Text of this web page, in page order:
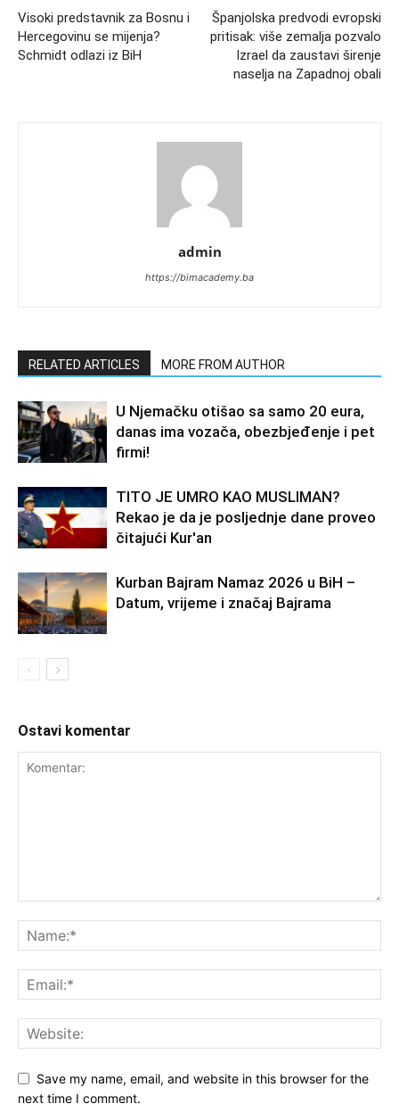
Visoki predstavnik za Bosnu i
Hercegovinu se mijenja?
Schmidt odlazi iz BiH
Španjolska predvodi evropski
pritisak: više zemalja pozvalo
Izrael da zaustavi širenje
naselja na Zapadnoj obali
admin
https://bimacademy.ba
RELATED ARTICLES MORE FROM AUTHOR
U Njemačku otišao sa samo 20 eura,
danas ima vozača, obezbjeđenje i pet
firmi!
TITO JE UMRO KAO MUSLIMAN?
Rekao je da je posljednje dane proveo
čitajući Kur'an
Kurban Bajram Namaz 2026 u BiH –
Datum, vrijeme i značaj Bajrama
Ostavi komentar
Save my name, email, and website in this browser for the
next time I comment.